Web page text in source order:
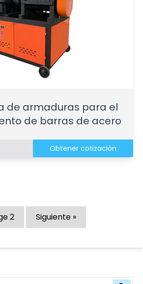
de armaduras para el
de barras de acero
Obtener cotización
2 Siguiente »